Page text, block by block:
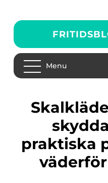
Menu
Skalkläder för barn –
praktiska